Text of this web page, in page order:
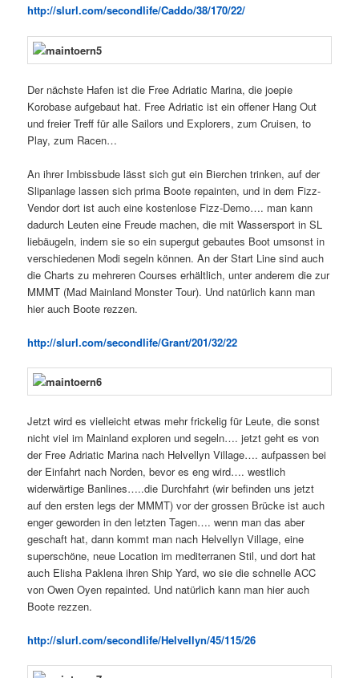
http://slurl.com/secondlife/Caddo/38/170/22/
Der nächste Hafen ist die Free Adriatic Marina, die joepie
Korobase aufgebaut hat. Free Adriatic ist ein offener Hang Out
und freier Treff für alle Sailors und Explorers, zum Cruisen, to
Play, zum Racen…
An ihrer Imbissbude lässt sich gut ein Bierchen trinken, auf der
Slipanlage lassen sich prima Boote repainten, und in dem Fizz-
Vendor dort ist auch eine kostenlose Fizz-Demo…. man kann
dadurch Leuten eine Freude machen, die mit Wassersport in SL
liebäugeln, indem sie so ein supergut gebautes Boot umsonst in
verschiedenen Modi segeln können. An der Start Line sind auch
die Charts zu mehreren Courses erhältlich, unter anderem die zur
MMMT (Mad Mainland Monster Tour). Und natürlich kann man
hier auch Boote rezzen.
http://slurl.com/secondlife/Grant/201/32/22
Jetzt wird es vielleicht etwas mehr frickelig für Leute, die sonst
nicht viel im Mainland exploren und segeln…. jetzt geht es von
der Free Adriatic Marina nach Helvellyn Village…. aufpassen bei
der Einfahrt nach Norden, bevor es eng wird…. westlich
widerwärtige Banlines…..die Durchfahrt (wir befinden uns jetzt
auf den ersten legs der MMMT) vor der grossen Brücke ist auch
enger geworden in den letzten Tagen…. wenn man das aber
geschaft hat, dann kommt man nach Helvellyn Village, eine
superschöne, neue Location im mediterranen Stil, und dort hat
auch Elisha Paklena ihren Ship Yard, wo sie die schnelle ACC
von Owen Oyen repainted. Und natürlich kann man hier auch
Boote rezzen.
http://slurl.com/secondlife/Helvellyn/45/115/26